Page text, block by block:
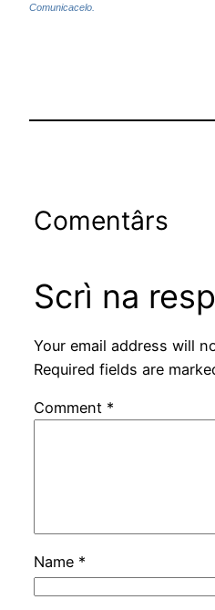
Comunicacelo.
Comentârs
Scrì na
Your email address will
Required fields are
Comment *
Name *